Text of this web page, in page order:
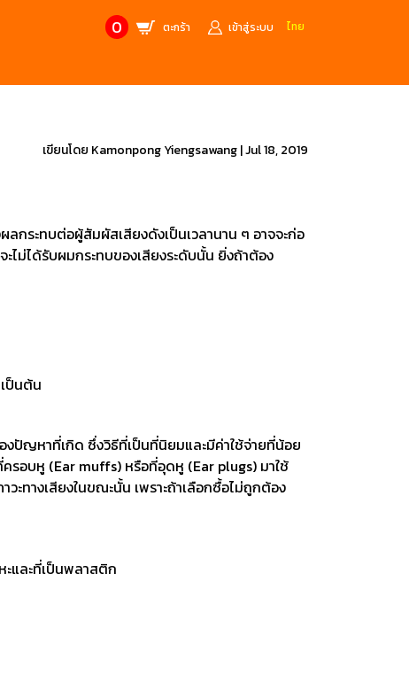
0 ตะกร้า เข้าสู่ระบบ ไทย
ให้เกิดประกายไฟ
tools)
เครื่องมือป้องกันไฟฟ้าสถิตย์
/
and striking
อช่าง ประเภทจับ
8 Hand and Assembly Tools /
เครื่องมือช่างสำหรับงานประกอบ
เขียนโดย Kamonpong Yiengsawang|Jul 18, 2019
กระทบต่อผู้สัมผัสเสียงดังเป็นเวลานาน ๆ อาจจะก่อ
ะไม่ได้รับผมกระทบของเสียงระดับนั้น ยิ่งถ้าต้อง
ป็นต้น
ญหาที่เกิด ซึ่งวิธีที่เป็นที่นิยมและมีค่าใช้จ่ายที่น้อย
รอบหู (Ear muffs) หรือที่อุดหู (Ear plugs) มาใช้
ะทางเสียงในขณะนั้น เพราะถ้าเลือกซื้อไม่ถูกต้อง
และที่เป็นพลาสติก